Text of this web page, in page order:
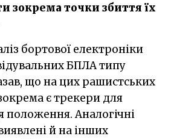
зокрема точки збиття їх
БПЛА типу
що на цих рашистських
є трекери для
положення. Аналогічні
й на інших